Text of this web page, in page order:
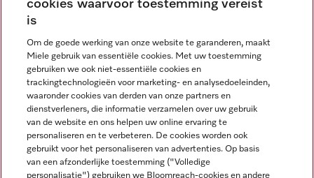
Nieuwsbrief
Miele op Instagram
Miele op Facebook
Miele op Youtube
cookies waarvoor toestemming vereist
is
Om de goede werking van onze website te garanderen, maakt
Miele gebruik van essentiële cookies. Met uw toestemming
gebruiken we ook niet-essentiële cookies en
trackingtechnologieën voor marketing- en analysedoeleinden,
waaronder cookies van derden van onze partners en
dienstverleners, die informatie verzamelen over uw gebruik
van de website en ons helpen uw online ervaring te
personaliseren en te verbeteren. De cookies worden ook
gebruikt voor het personaliseren van advertenties. Op basis
van een afzonderlijke toestemming ("Volledige
personalisatie") gebruiken we Bloomreach-cookies en andere